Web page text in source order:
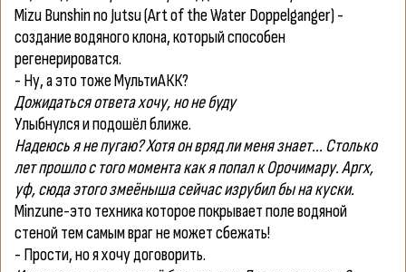
Mizu Bunshin no Jutsu (Art of the Water Doppelganger) -
создание водяного клона, который способен
регенерироватся.
- Ну, а это тоже МультиАКК?
Дожидаться ответа хочу, но не буду
Улыбнулся и подошёл ближе.
Надеюсь я не пугаю? Хотя он вряд ли меня знает... Столько
лет прошло с того момента как я попал к Орочимару. Аргх,
уф, сюда этого змеёныша сейчас изрубил бы на куски.
Minzune-это техника которое покрывает поле водяной
стеной тем самым враг не может сбежать!
- Прости, но я хочу договорить.